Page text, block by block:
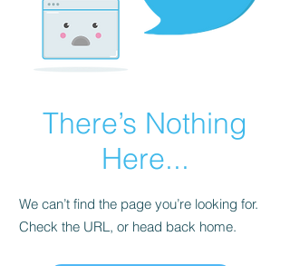
There’s Nothing
Here...
We can’t find the page you’re looking for.
Check the URL, or head back home.